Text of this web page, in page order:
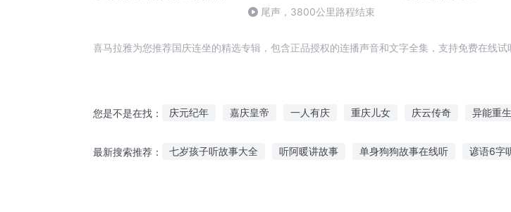
尾声，3800公里路程结束
喜马拉雅为您推荐国庆连坐的精选专辑，包含正品授权的连播声音和文字全集，支持免费在线试
您是不是在找： 庆元纪年 嘉庆皇帝 一人有庆 重庆儿女 庆云传奇 异能重
最新搜索推荐： 七岁孩子听故事大全 听阿暖讲故事 单身狗狗故事在线听 谚语6字